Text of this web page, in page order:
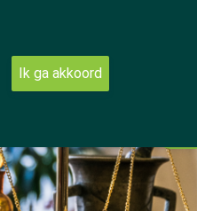
Ik ga akkoord